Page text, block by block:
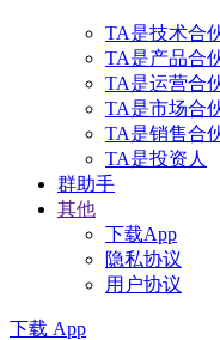
TA是技术合
TA是产品合
TA是运营合
TA是市场合
TA是销售合
TA是投资人
群助手
其他
下载App
隐私协议
用户协议
下载 App